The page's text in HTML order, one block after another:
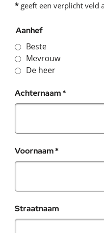
* geeft een verplicht veld
Aanhef
Beste
Mevrouw
De heer
Achternaam*
Voornaam*
Straatnaam